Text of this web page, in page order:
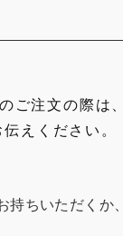
ご注文の際は
えください。
持ちいただくか